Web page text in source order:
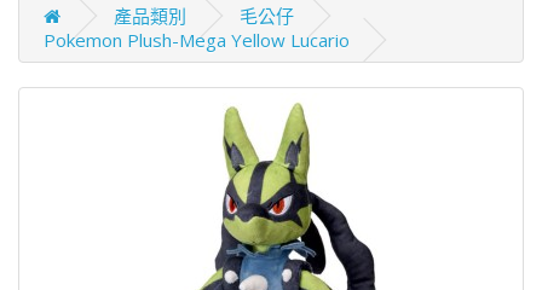
產品類別
毛公仔
Pokemon Plush-Mega Yellow Lucario